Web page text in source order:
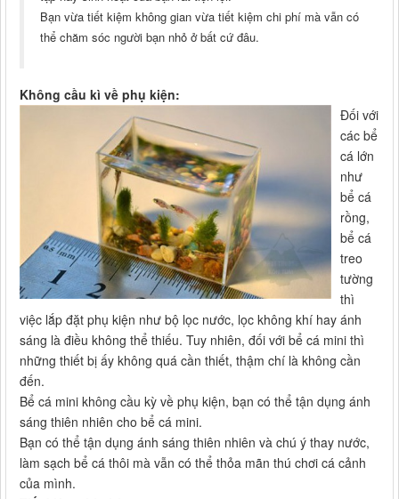
Bạn vừa tiết kiệm không gian vừa tiết kiệm chi phí mà vẫn có
thể chăm sóc người bạn nhỏ ở bất cứ đâu.
Không cầu kì về phụ kiện:
Đối với
các bể
cá lớn
như
bể cá
rồng,
bể cá
treo
tường
thì
việc lắp đặt phụ kiện như bộ lọc nước, lọc không khí hay ánh
sáng là điều không thể thiếu. Tuy nhiên, đối với bể cá mini thì
những thiết bị ấy không quá cần thiết, thậm chí là không cần
đến.
Bể cá mini không cầu kỳ về phụ kiện, bạn có thể tận dụng ánh
sáng thiên nhiên cho bể cá mini.
Bạn có thể tận dụng ánh sáng thiên nhiên và chú ý thay nước,
làm sạch bể cá thôi mà vẫn có thể thỏa mãn thú chơi cá cảnh
của mình.